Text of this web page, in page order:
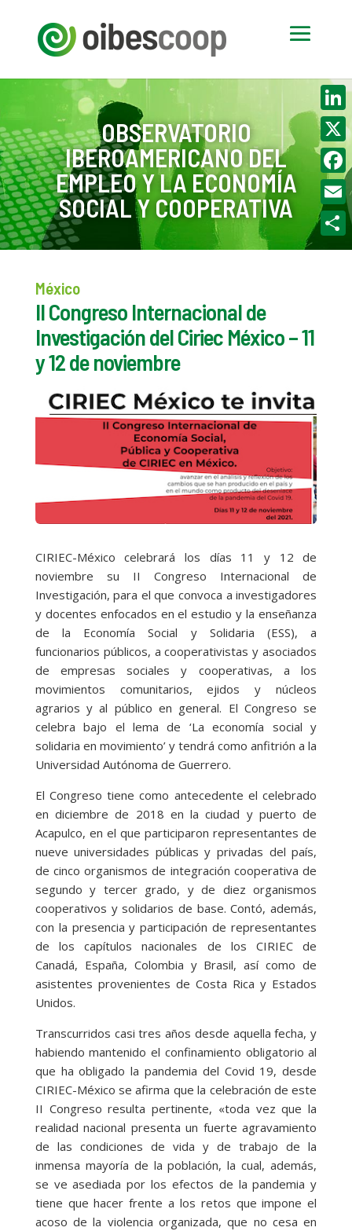
OBSERVATORIO
IBEROAMERICANO DEL
EMPLEO Y LA ECONOMÍA
SOCIAL Y COOPERATIVA
México
II Congreso Internacional de
Investigación del Ciriec México – 11
y 12 de noviembre
CIRIEC-México celebrará los días 11 y 12 de
noviembre su II Congreso Internacional de
Investigación, para el que convoca a investigadores
y docentes enfocados en el estudio y la enseñanza
de la Economía Social y Solidaria (ESS), a
funcionarios públicos, a cooperativistas y asociados
de empresas sociales y cooperativas, a los
movimientos comunitarios, ejidos y núcleos
agrarios y al público en general. El Congreso se
celebra bajo el lema de ‘La economía social y
solidaria en movimiento’ y tendrá como anfitrión a la
Universidad Autónoma de Guerrero.
El Congreso tiene como antecedente el celebrado
en diciembre de 2018 en la ciudad y puerto de
Acapulco, en el que participaron representantes de
nueve universidades públicas y privadas del país,
de cinco organismos de integración cooperativa de
segundo y tercer grado, y de diez organismos
cooperativos y solidarios de base. Contó, además,
con la presencia y participación de representantes
de los capítulos nacionales de los CIRIEC de
Canadá, España, Colombia y Brasil, así como de
asistentes provenientes de Costa Rica y Estados
Unidos.
Transcurridos casi tres años desde aquella fecha, y
habiendo mantenido el confinamiento obligatorio al
que ha obligado la pandemia del Covid 19, desde
CIRIEC-México se afirma que la celebración de este
II Congreso resulta pertinente, «toda vez que la
realidad nacional presenta un fuerte agravamiento
de las condiciones de vida y de trabajo de la
inmensa mayoría de la población, la cual, además,
se ve asediada por los efectos de la pandemia y
tiene que hacer frente a los retos que impone el
acoso de la violencia organizada, que no cesa en
X
Email